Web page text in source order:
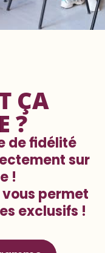
ÇA
?
de fidélité
sur
!
permet
exclusifs !